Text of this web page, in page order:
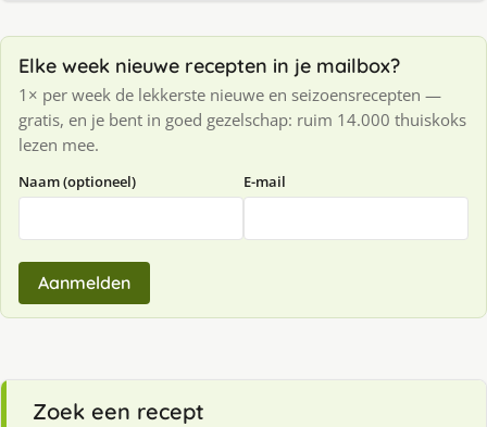
Elke week nieuwe recepten in je mailbox?
1× per week de lekkerste nieuwe en seizoensrecepten —
gratis, en je bent in goed gezelschap: ruim 14.000 thuiskoks
lezen mee.
Naam (optioneel) E-mail
Aanmelden
Zoek een recept